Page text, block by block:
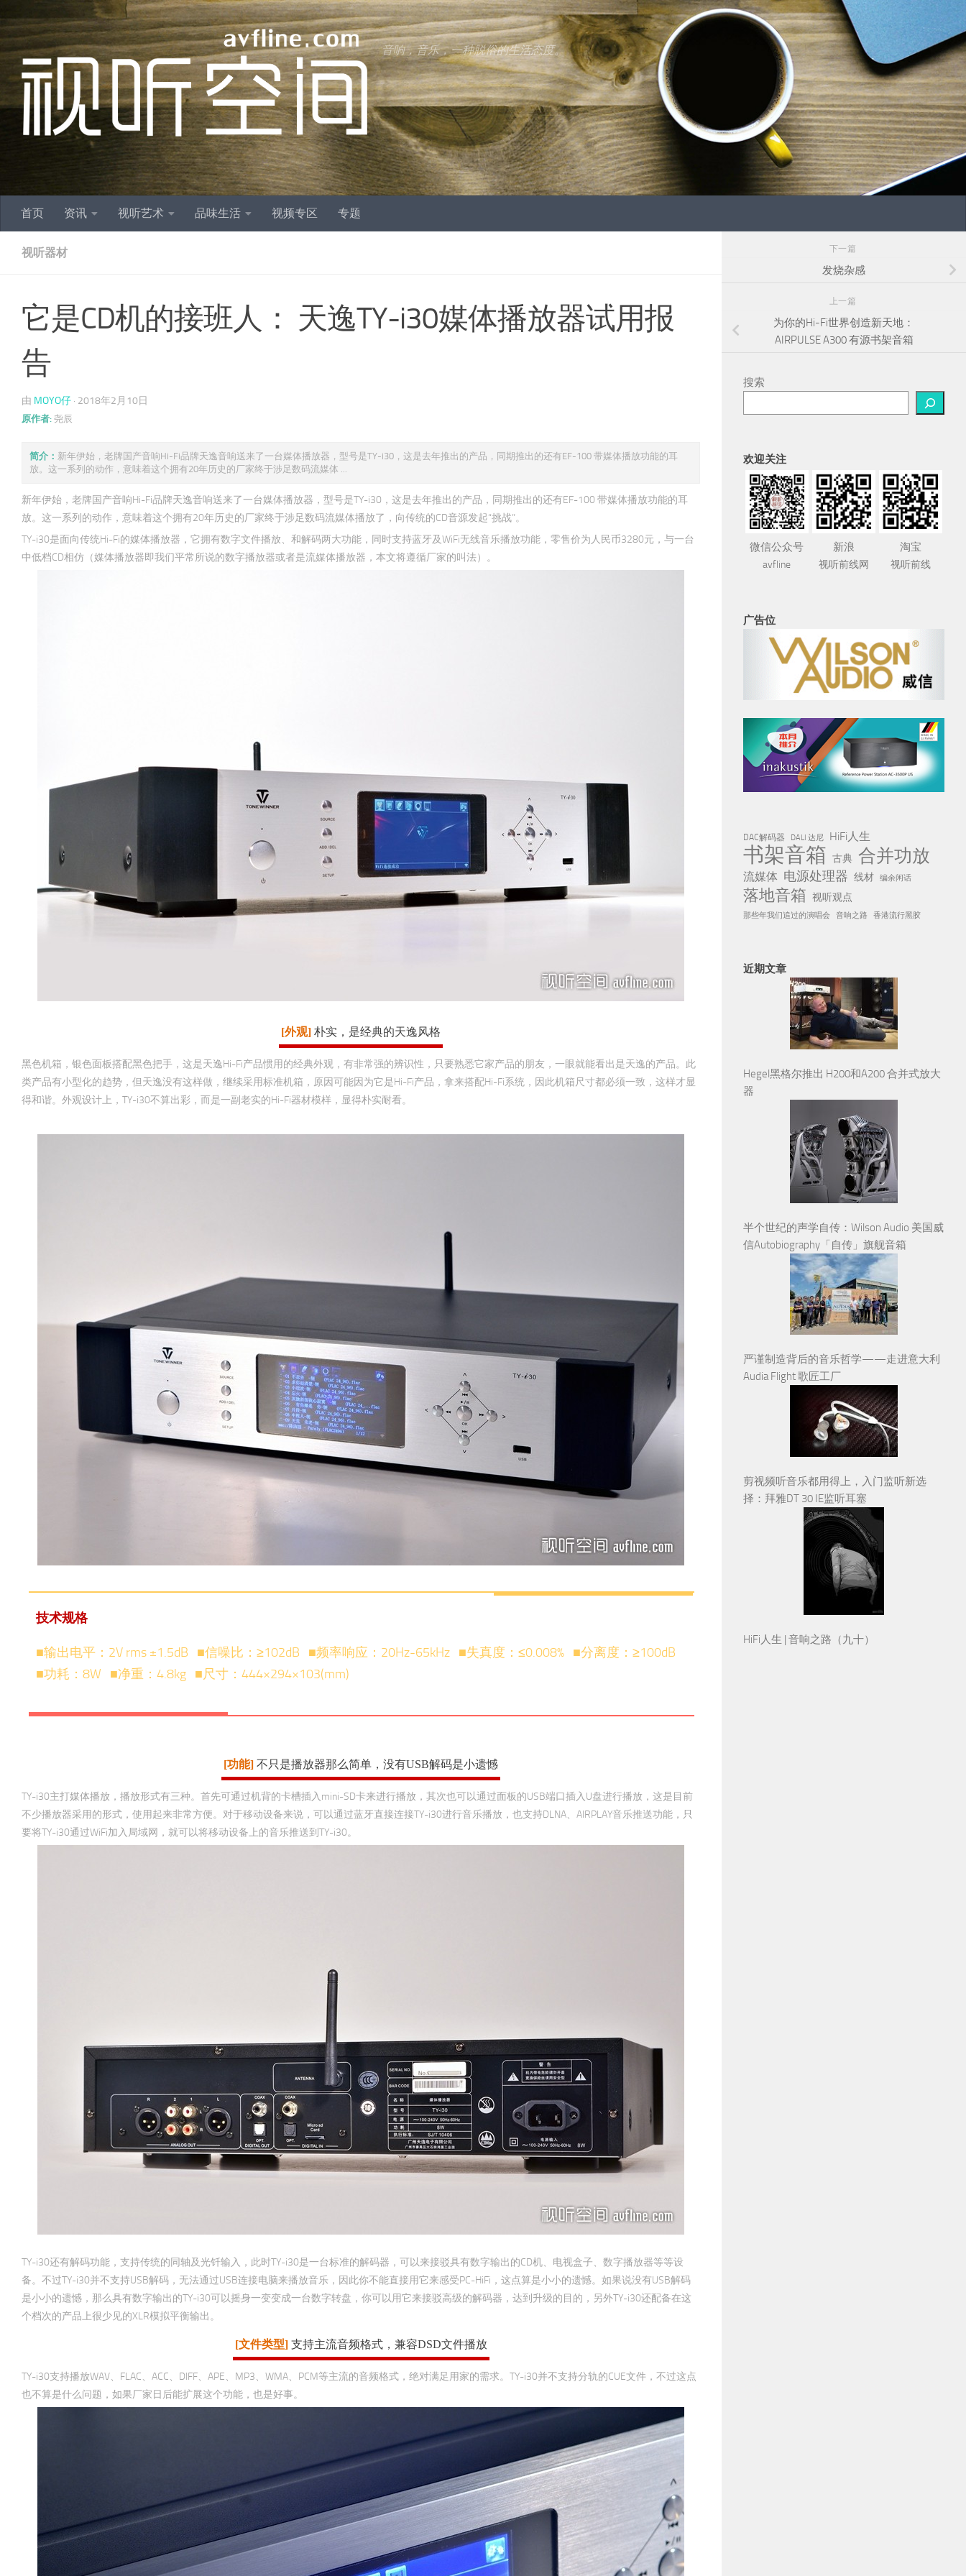
跳至内容
音响，音乐，一种脱俗的生活态度。
首页 资讯 视听艺术 品味生活 视频专区 专题
视听器材
它是CD机的接班人： 天逸TY-i30媒体播放器试用报
告
由 MOYO仔 · 2018年2月10日
原作者: 尧辰
简介： 新年伊始，老牌国产音响Hi-Fi品牌天逸音响送来了一台媒体播放器，型号是TY-i30，这是去年推出的产品，同期推出的还有EF-100 带媒体播放功能的耳
放。这一系列的动作，意味着这个拥有20年历史的厂家终于涉足数码流媒体 ...
新年伊始，老牌国产音响Hi-Fi品牌天逸音响送来了一台媒体播放器，型号是TY-i30，这是去年推出的产品，同期推出的还有EF-100 带媒体播放功能的耳
放。这一系列的动作，意味着这个拥有20年历史的厂家终于涉足数码流媒体播放了，向传统的CD音源发起“挑战”。
TY-i30是面向传统Hi-Fi的媒体播放器，它拥有数字文件播放、和解码两大功能，同时支持蓝牙及WiFi无线音乐播放功能，零售价为人民币3280元，与一台
中低档CD相仿（媒体播放器即我们平常所说的数字播放器或者是流媒体播放器，本文将遵循厂家的叫法）。
[外观] 朴实，是经典的天逸风格
黑色机箱，银色面板搭配黑色把手，这是天逸Hi-Fi产品惯用的经典外观，有非常强的辨识性，只要熟悉它家产品的朋友，一眼就能看出是天逸的产品。此
类产品有小型化的趋势，但天逸没有这样做，继续采用标准机箱，原因可能因为它是Hi-Fi产品，拿来搭配Hi-Fi系统，因此机箱尺寸都必须一致，这样才显
得和谐。外观设计上，TY-i30不算出彩，而是一副老实的Hi-Fi器材模样，显得朴实耐看。
技术规格
■输出电平：2V rms ±1.5dB ■信噪比：≥102dB ■频率响应：20Hz-65kHz ■失真度：≤0.008% ■分离度：≥100dB
■功耗：8W ■净重：4.8kg ■尺寸：444×294×103(mm)
[功能] 不只是播放器那么简单，没有USB解码是小遗憾
TY-i30主打媒体播放，播放形式有三种。首先可通过机背的卡槽插入mini-SD卡来进行播放，其次也可以通过面板的USB端口插入U盘进行播放，这是目前
不少播放器采用的形式，使用起来非常方便。对于移动设备来说，可以通过蓝牙直接连接TY-i30进行音乐播放，也支持DLNA、AIRPLAY音乐推送功能，只
要将TY-i30通过WiFi加入局域网，就可以将移动设备上的音乐推送到TY-i30。
TY-i30还有解码功能，支持传统的同轴及光钎输入，此时TY-i30是一台标准的解码器，可以来接驳具有数字输出的CD机、电视盒子、数字播放器等等设
备。不过TY-i30并不支持USB解码，无法通过USB连接电脑来播放音乐，因此你不能直接用它来感受PC-HiFi，这点算是小小的遗憾。如果说没有USB解码
是小小的遗憾，那么具有数字输出的TY-i30可以摇身一变变成一台数字转盘，你可以用它来接驳高级的解码器，达到升级的目的，另外TY-i30还配备在这
个档次的产品上很少见的XLR模拟平衡输出。
[文件类型] 支持主流音频格式，兼容DSD文件播放
TY-i30支持播放WAV、FLAC、ACC、DIFF、APE、MP3、WMA、PCM等主流的音频格式，绝对满足用家的需求。TY-i30并不支持分轨的CUE文件，不过这点
也不算是什么问题，如果厂家日后能扩展这个功能，也是好事。
下一篇
发烧杂感
上一篇
为你的Hi-Fi世界创造新天地：
AIRPULSE A300 有源书架音箱
搜索
欢迎关注
微信公众号
avfline
新浪
视听前线网
淘宝
视听前线
广告位
DAC解码器 DALI 达尼 HiFi人生
书架音箱 古典 合并功放
流媒体 电源处理器 线材 编余闲话
落地音箱 视听观点
那些年我们追过的演唱会 音响之路 香港流行黑胶
近期文章
Hegel黑格尔推出 H200和A200 合并式放大
器
半个世纪的声学自传：Wilson Audio 美国威
信Autobiography「自传」旗舰音箱
严谨制造背后的音乐哲学——走进意大利
Audia Flight 歌匠工厂
剪视频听音乐都用得上，入门监听新选
择：拜雅DT 30 IE监听耳塞
HiFi人生 | 音响之路（九十）